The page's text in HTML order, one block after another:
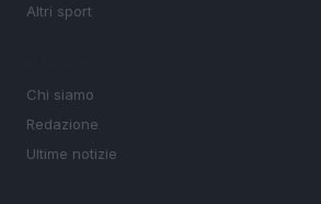
Altri sport
Chi siamo
Redazione
Ultime notizie